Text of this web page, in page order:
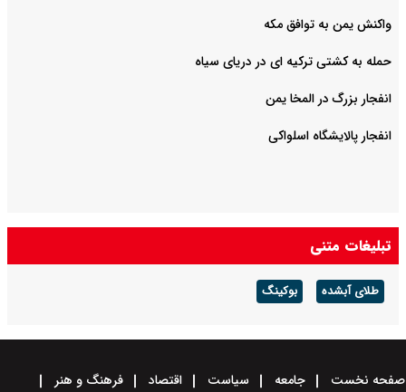
واکنش یمن به توافق مکه
حمله به کشتی ترکیه ای در دریای سیاه
انفجار بزرگ در المخا یمن
انفجار پالایشگاه اسلواکی
تبلیغات متنی
طلای آبشده بوکینگ
صفحه نخست جامعه سیاست اقتصاد
فرهنگ و هنر